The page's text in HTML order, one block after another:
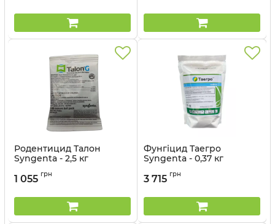
Родентицид Талон
Syngenta - 2,5 кг
1 055 грн
Фунгіцид Таегро
Syngenta - 0,37 кг
3 715 грн